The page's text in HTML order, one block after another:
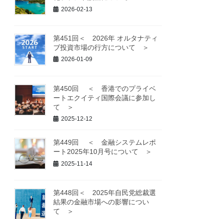
2026-02-13
第451回＜ 2026年 オルタナティ
ブ投資市場の行方について ＞
2026-01-09
第450回 ＜ 香港でのプライベ
ートエクイティ国際会議に参加し
て ＞
2025-12-12
第449回 ＜ 金融システムレポ
ート2025年10月号について ＞
2025-11-14
第448回＜ 2025年自民党総裁選
結果の金融市場への影響につい
て ＞